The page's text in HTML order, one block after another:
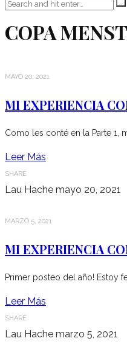
COPA
MAYO 20, 2021
MI EXPERIENCIA
Como les conté en la Parte 1,
Leer Más
SHARE
Lau Hache mayo 20, 2021
MARZO 5, 2021
MI EXPERIENCIA
Primer posteo del año! Estoy
Leer Más
SHARE
Lau Hache marzo 5, 2021